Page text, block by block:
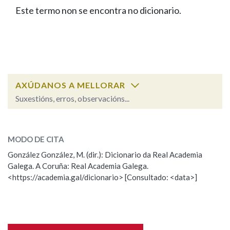
FIGURAS HOMENAXEADAS
PORTAL DAS PALABRAS
Facebook
TwitterYoutubeInstagram
Bluesky
BUSCAR NOS LEMAS
Remata por
BUSCAR NO CONTIDO
Nas definicións
Este termo non se encontra no dicionario.
AXÚDANOS A MELLORAR
Suxestións, erros, observacións...
Observación
Nome
MODO DE CITA
González González, M. (dir.): Dicionario da Real Academia
Galega. A Coruña: Real Academia Galega.
<https://academia.gal/dicionario> [Consultado: <data>]